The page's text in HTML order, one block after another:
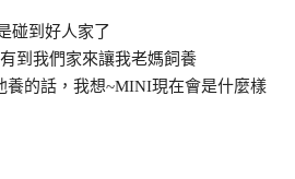
碰到好人家了
到我們家來讓我老媽飼養
養的話，我想~MINI現在會是什麼樣